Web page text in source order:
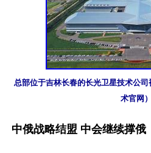
总部位于吉林长春的长光卫星技术公
术官网）
中俄战略结盟 中会继续撑俄